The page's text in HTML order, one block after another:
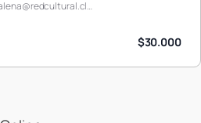
$30.000